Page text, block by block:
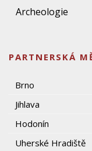
Archeologie
PARTNERSKÁ
Brno
Jihlava
Hodonín
Uherské Hradiště